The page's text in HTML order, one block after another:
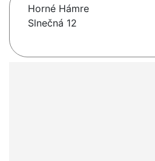
Horné Hámre
Slnečná 12